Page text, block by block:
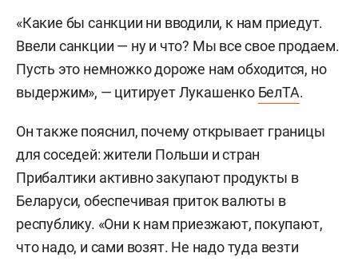
«Какие бы санкции ни вводили, к нам приедут.
Ввели санкции — ну и что? Мы все свое продаем.
Пусть это немножко дороже нам обходится, но
выдержим», — цитирует Лукашенко БелТА.
Он также пояснил, почему открывает границы
для соседей: жители Польши и стран
Прибалтики активно закупают продукты в
Беларуси, обеспечивая приток валюты в
республику. «Они к нам приезжают, покупают,
что надо, и сами возят. Не надо туда везти